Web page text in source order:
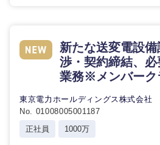
新たな送変電設
渉・契約締結、
業務※メンバー
東京電力ホールディングス株式会社
No. 01008005001187
正社員
1000万